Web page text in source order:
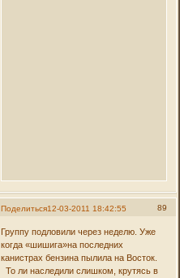
Поделиться 89
12-03-2011 18:42:55
Группу подловили через неделю. Уже
когда «шишига»на последних
канистрах бензина пылила на Восток.
То ли наследили слишком, крутясь в